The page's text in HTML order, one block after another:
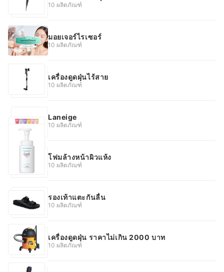
10 ผลิตภัณฑ์
มอยเจอร์ไรเซอร์
10 ผลิตภัณฑ์
เครื่องดูดฝุ่นไร้สาย
10 ผลิตภัณฑ์
Laneige
10 ผลิตภัณฑ์
โฟมล้างหน้าผิวแห้ง
10 ผลิตภัณฑ์
รองเท้าแตะกันลื่น
10 ผลิตภัณฑ์
เครื่องดูดฝุ่น ราคาไม่เกิน 2000 บาท
10 ผลิตภัณฑ์